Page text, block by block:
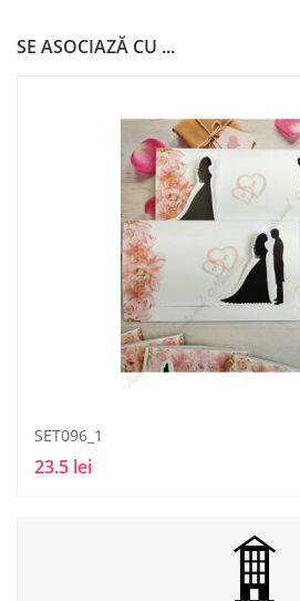
SE ASOCIAZĂ CU ...
SET096_1
23.5 lei